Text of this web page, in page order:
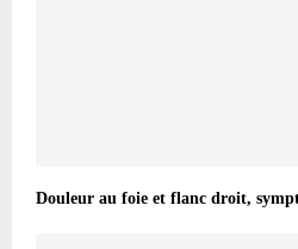
Douleur au foie et flanc droit,